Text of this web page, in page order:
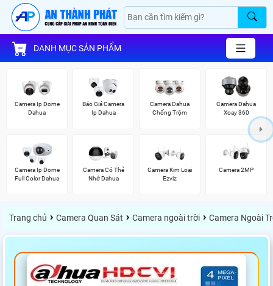
DANH MỤC SẢN PHẨM
Camera Ip Dome
Dahua
Báo Giá Camera
Ip Dahua
Camera Dahua
Chống Trộm
Camera Dahua
Xoay 360
Camera Ip Dome
Full Color Dahua
Camera Có Thẻ
Nhớ Dahua
Camera Kim Loại
Ezviz
Camera 2MP
Trang chủ › Camera Quan Sát › Camera ngoài trời › Camera Ngoài